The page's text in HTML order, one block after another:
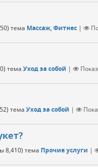
) тема Массаж, Фитнес |
) тема Уход за собой |
) тема Уход за собой |
8,410) тема Прочие услуги |